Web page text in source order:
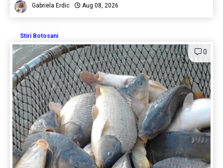
Gabriela Erdic Aug 08, 2026
Stiri Botosani
0